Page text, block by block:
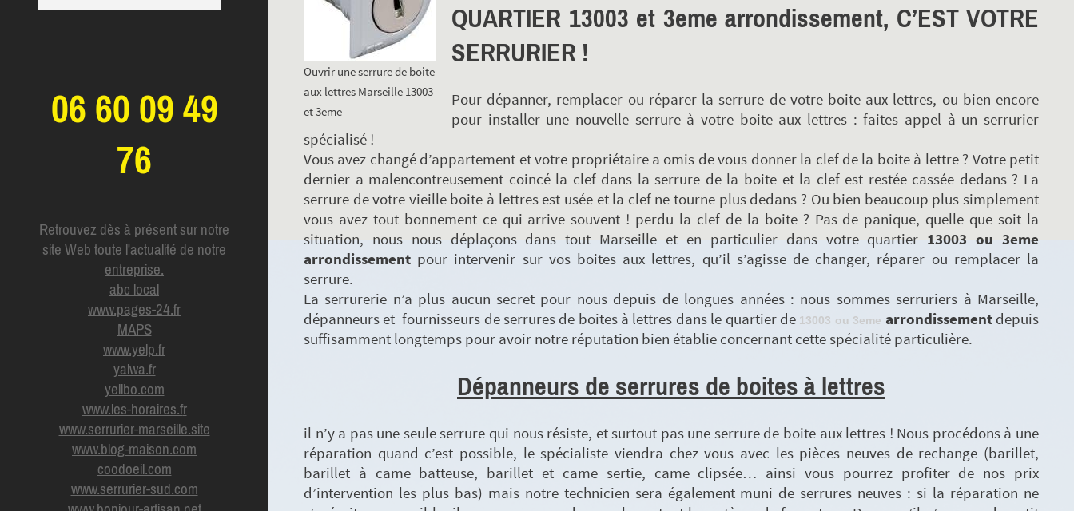
Ouvrir une serrure de boite
aux lettres Marseille 13003
et 3eme
QUARTIER 13003 et 3eme arrondissement, C’EST VOTRE
SERRURIER !
Pour dépanner, remplacer ou réparer la serrure de votre boite aux lettres, ou bien encore
pour installer une nouvelle serrure à votre boite aux lettres : faites appel à un serrurier
spécialisé !
Vous avez changé d’appartement et votre propriétaire a omis de vous donner la clef de la boite à lettre ? Votre petit
dernier a malencontreusement coincé la clef dans la serrure de la boite et la clef est restée cassée dedans ? La
serrure de votre vieille boite à lettres est usée et la clef ne tourne plus dedans ? Ou bien beaucoup plus simplement
vous avez tout bonnement ce qui arrive souvent ! perdu la clef de la boite ? Pas de panique, quelle que soit la
situation, nous nous déplaçons dans tout Marseille et en particulier dans votre quartier 13003 ou 3eme
arrondissement pour intervenir sur vos boites aux lettres, qu’il s’agisse de changer, réparer ou remplacer la
serrure.
La serrurerie n’a plus aucun secret pour nous depuis de longues années : nous sommes serruriers à Marseille,
dépanneurs et fournisseurs de serrures de boites à lettres dans le quartier de 13003 ou 3eme arrondissementdepuis
suffisamment longtemps pour avoir notre réputation bien établie concernant cette spécialité particulière.
Dépanneurs de serrures de boites à lettres
il n’y a pas une seule serrure qui nous résiste, et surtout pas une serrure de boite aux lettres ! Nous procédons à une
réparation quand c’est possible, le spécialiste viendra chez vous avec les pièces neuves de rechange (barillet,
barillet à came batteuse, barillet et came sertie, came clipsée… ainsi vous pourrez profiter de nos prix
d’intervention les plus bas) mais notre technicien sera également muni de serrures neuves : si la réparation ne
06 60 09 49
76
Retrouvez dès à présent sur notre
site Web toute l'actualité de notre
entreprise.
abc local
www.pages-24.fr
MAPS
www.yelp.fr
yalwa.fr
yellbo.com
www.les-horaires.fr
www.serrurier-marseille.site
www.blog-maison.com
coodoeil.com
www.serrurier-sud.com